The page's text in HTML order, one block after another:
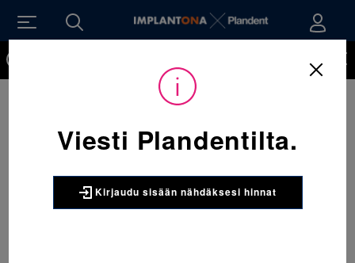
Oikominen / Braketit
5024-106 VS Low Profile Kit ylä/ala 5x5, 018 1 x 20 kpl
3M UNITEK
5024-106 VS Low Profile Kit
ylä/ala 5x5, 018 1 x 20 kpl
Viesti Plandentilta.
Kirjaudu sisään nähdäksesi hinnat